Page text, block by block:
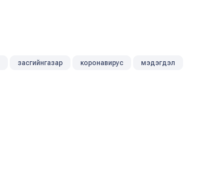
засгийнгазар коронавирус мэдэгдэл